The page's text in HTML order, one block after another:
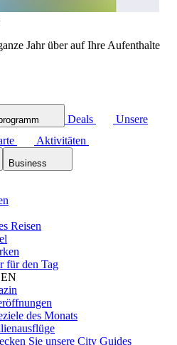
Jahr über auf Ihre Aufenthalte
Deals
Unsere
Aktivitäten
Business
Reisen
für den Tag
des Monats
Sie unsere City Guides